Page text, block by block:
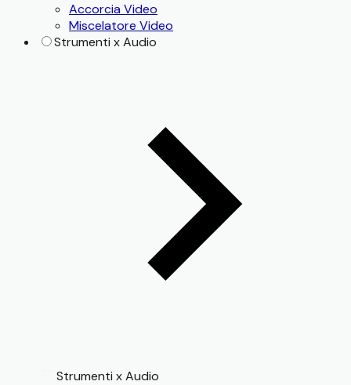
Accorcia Video
Miscelatore Video
Strumenti x Audio
Strumenti x Audio